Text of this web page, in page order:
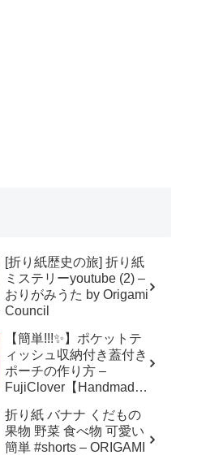
[折り紙歴史の旅] 折り紙
ミステリーyoutube (2) –
おりがみうた by Origami
Council
【簡単!!!✨】ポケットテ
ィッシュ収納付き蓋付き
ポーチの作り方 –
FujiClover【Handmade
折り紙 バナナ くだもの
果物 野菜 食べ物 可愛い
簡単 #shorts – ORIGAMI